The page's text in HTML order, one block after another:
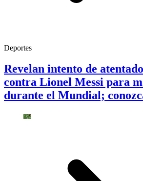
Deportes
Revelan intento de
contra Lionel Messi para
durante el Mundial;